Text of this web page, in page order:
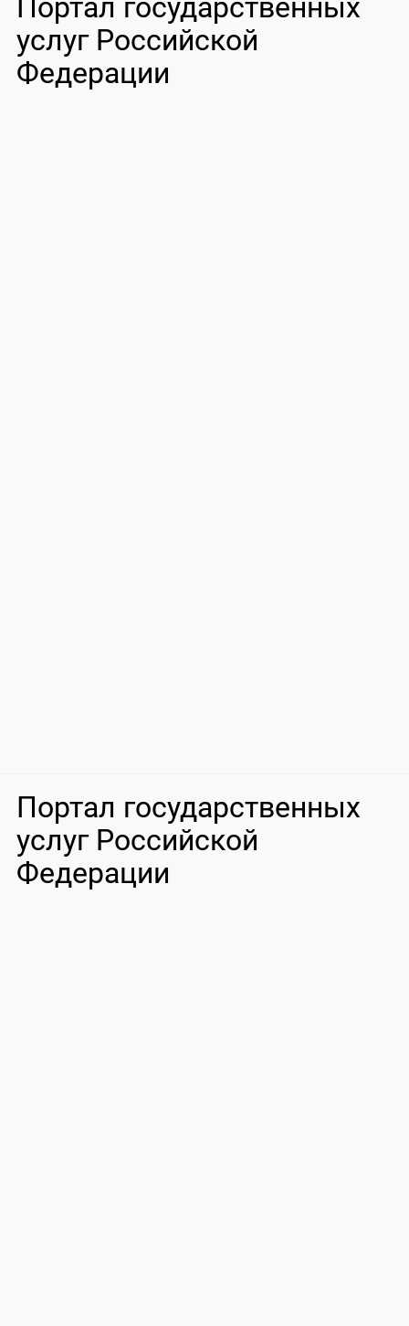
Портал государственных
услуг Российской
Федерации
Портал государственных
услуг Российской
Федерации